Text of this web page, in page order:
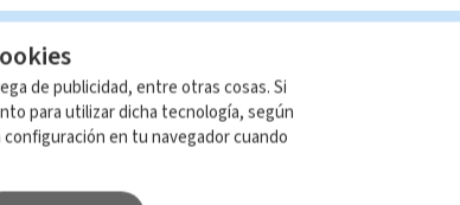
su reproducción no
de publicidad, entre otras cosas. Si
para utilizar dicha tecnología, según
configuración en tu navegador cuando